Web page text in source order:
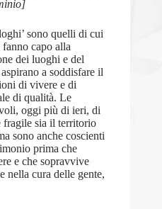
sono quelli di cui
capo alla
dei luoghi e del
a soddisfare il
di vivere e di
di qualità. Le
oggi più di ieri, di
fragile sia il territorio
sono anche coscienti
prima che
e che sopravvive
nella cura delle gente,